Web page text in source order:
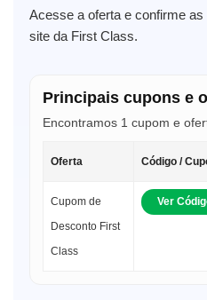
Acesse a oferta e confirme
site da First Class.
Principais cupons e
Encontramos 1 cupom e
Oferta Código /
Cupom de
Desconto First
Class
Ver